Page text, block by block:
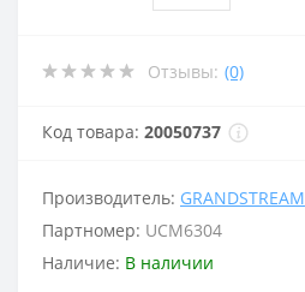
Отзывы: (0)
Код товара: 20050737
Производитель: GRANDSTREAM
Партномер: UCM6304
Наличие: В наличии